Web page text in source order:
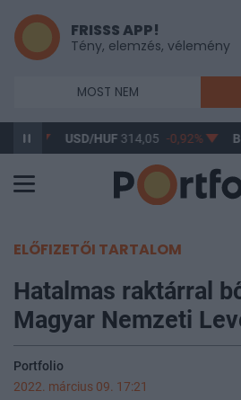
FRISSS APP!
Tény, elemzés, vélemény
MOST NEM
USD/HUF 314,05 -0,92%
ELŐFIZETŐI TARTALOM
Hatalmas raktárral
Magyar Nemzeti
Portfolio
2022. március 09. 17:21